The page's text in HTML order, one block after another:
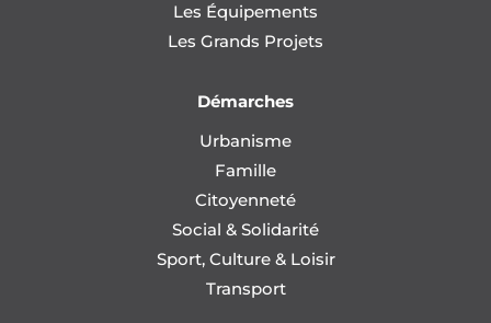
Les Équipements
Les Grands Projets
Démarches
Urbanisme
Famille
Citoyenneté
Social & Solidarité
Sport, Culture & Loisir
Transport